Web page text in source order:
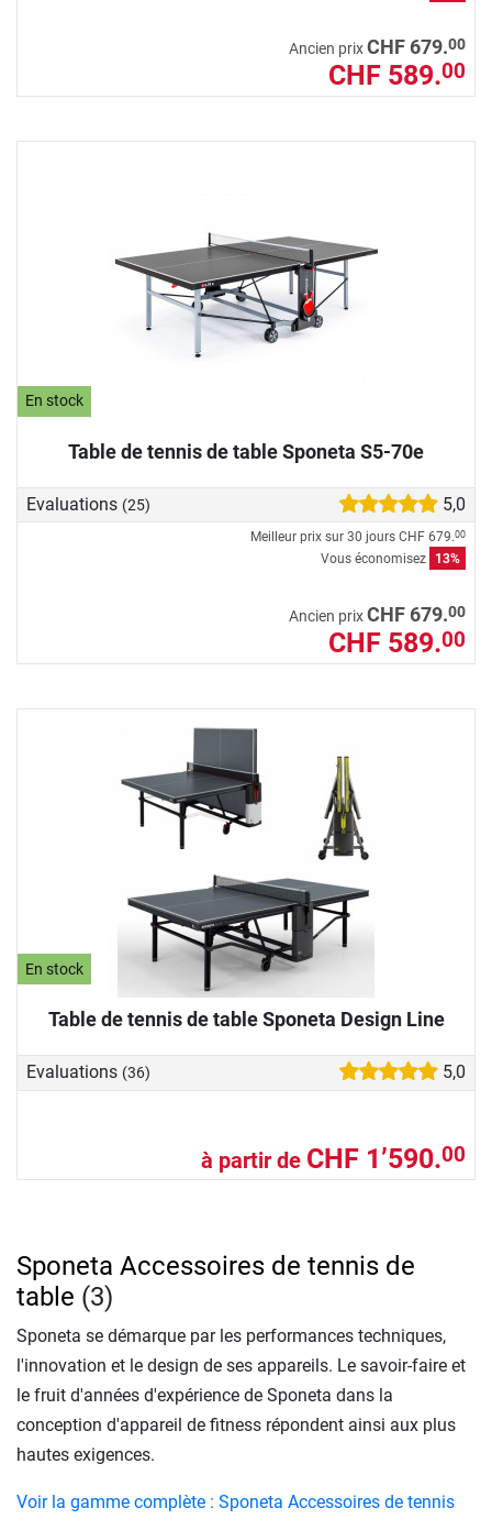
Ancien prixCHF 679.00
CHF 589.00
En stock
Table de tennis de table Sponeta S5-70e
Evaluations (25) 5,0
Meilleur prix sur 30 jours CHF 679.00
Vous économisez 13%
Ancien prixCHF 679.00
CHF 589.00
En stock
Table de tennis de table Sponeta Design Line
Evaluations (36) 5,0
à partir de CHF 1’590.00
Sponeta Accessoires de tennis de
table (3)
Sponeta se démarque par les performances techniques,
l'innovation et le design de ses appareils. Le savoir-faire et
le fruit d'années d'expérience de Sponeta dans la
conception d'appareil de fitness répondent ainsi aux plus
hautes exigences.
Voir la gamme complète : Sponeta Accessoires de tennis